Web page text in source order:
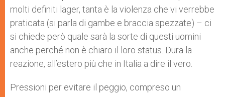
molti definiti lager, tanta è la violenza che vi verrebbe
praticata (si parla di gambe e braccia spezzate) – ci
si chiede però quale sarà la sorte di questi uomini
anche perché non è chiaro il loro status. Dura la
reazione, all’estero più che in Italia a dire il vero.
Pressioni per evitare il peggio, compreso un